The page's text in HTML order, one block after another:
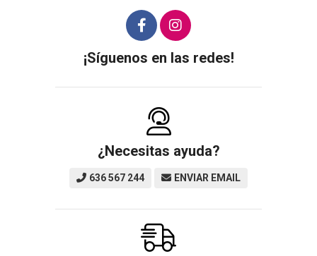
¡Síguenos en las redes!
¿Necesitas ayuda?
636 567 244 ENVIAR EMAIL